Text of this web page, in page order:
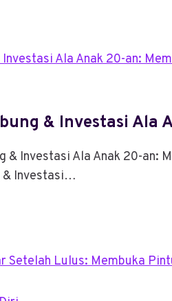
& Investasi Ala
& Investasi Ala Anak 20-an:
& Investasi…